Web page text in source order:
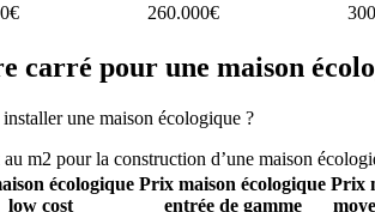
260.000€
carré pour une maison
une maison écologique ?
m2 pour la construction d’une maison
écologique
low cost
Prix maison écologique
entrée de gamme
Prix